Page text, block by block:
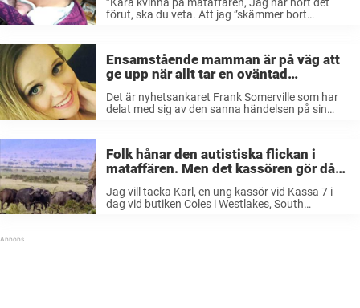
förut, ska du veta. Att jag ”skämmer bort
Ensamstående mamman är på väg att
ge upp när allt tar en oväntad
Det är nyhetsankaret Frank Somerville som har
delat med sig av den sanna händelsen på sin
Folk hånar den autistiska flickan i
mataffären. Men det kassören gör då
Jag vill tacka Karl, en ung kassör vid Kassa 7 i
dag vid butiken Coles i Westlakes, South